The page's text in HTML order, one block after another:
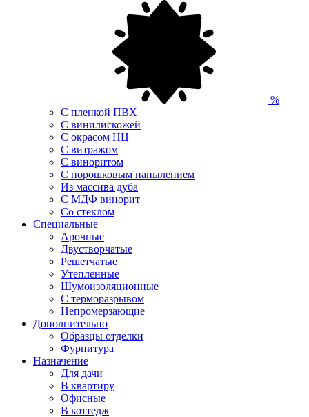
%
С пленкой ПВХ
С винилискожей
С окрасом НЦ
С витражом
С виноритом
С порошковым напылением
Из массива дуба
С МДФ винорит
Со стеклом
Специальные
Арочные
Двустворчатые
Решетчатые
Утепленные
Шумоизоляционные
С терморазрывом
Непромерзающие
Дополнительно
Образцы отделки
Фурнитура
Назначение
Для дачи
В квартиру
Офисные
В коттедж